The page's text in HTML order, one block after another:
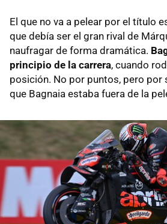
El que no va a pelear por el título
que debía ser el gran rival de
naufragar de forma dramática.
principio de la carrera, cuando
posición. No por puntos, pero por
que Bagnaia estaba fuera de la